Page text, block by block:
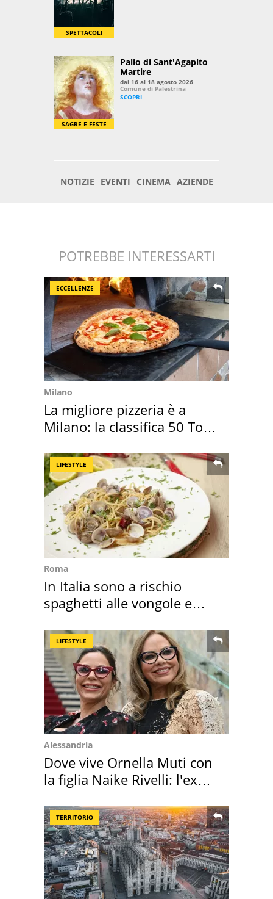
POTREBBE INTERESSARTI
ECCELLENZE
Milano
La migliore pizzeria è a
Milano: la classifica 50 Top
LIFESTYLE
Roma
In Italia sono a rischio
spaghetti alle vongole e
LIFESTYLE
Alessandria
Dove vive Ornella Muti con
la figlia Naike Rivelli: l'ex
TERRITORIO